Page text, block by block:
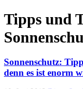
Tipps und
Sonnenschutz:
denn es ist enorm